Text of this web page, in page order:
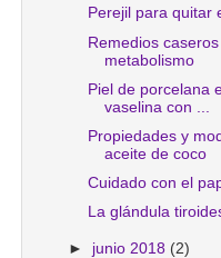
Perejil para quitar
Remedios
metabolismo
Piel de porcelana
vaselina con ...
Propiedades y
aceite de coco
Cuidado con el
La glándula
► junio 2018 (2)